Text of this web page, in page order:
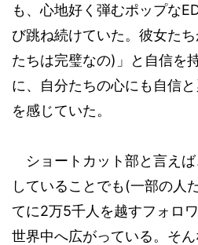
も、心地好く弾むポップな
び跳ね続けていた。彼女たち
たちは完璧なの) 」と自信を
に、自分たちの心にも自信
を感じていた。
ショートカット部と言えば
していることでも (一部の人
てに2万5千人を越すフォロ
世界中へ広がっている。そ